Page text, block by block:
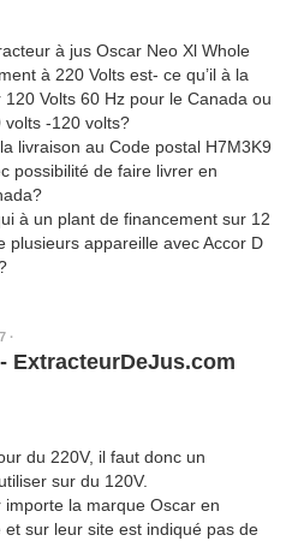
à jus Oscar Neo Xl Whole
à 220 Volts est- ce qu’il à la
Volts 60 Hz pour le Canada ou
volts -120 volts?
livraison au Code postal H7M3K9
possibilité de faire livrer en
à un plant de financement sur 12
plusieurs appareille avec Accor D
·
ExtracteurDeJus.com
du 220V, il faut donc un
sur du 120V.
importe la marque Oscar en
sur leur site est indiqué pas de